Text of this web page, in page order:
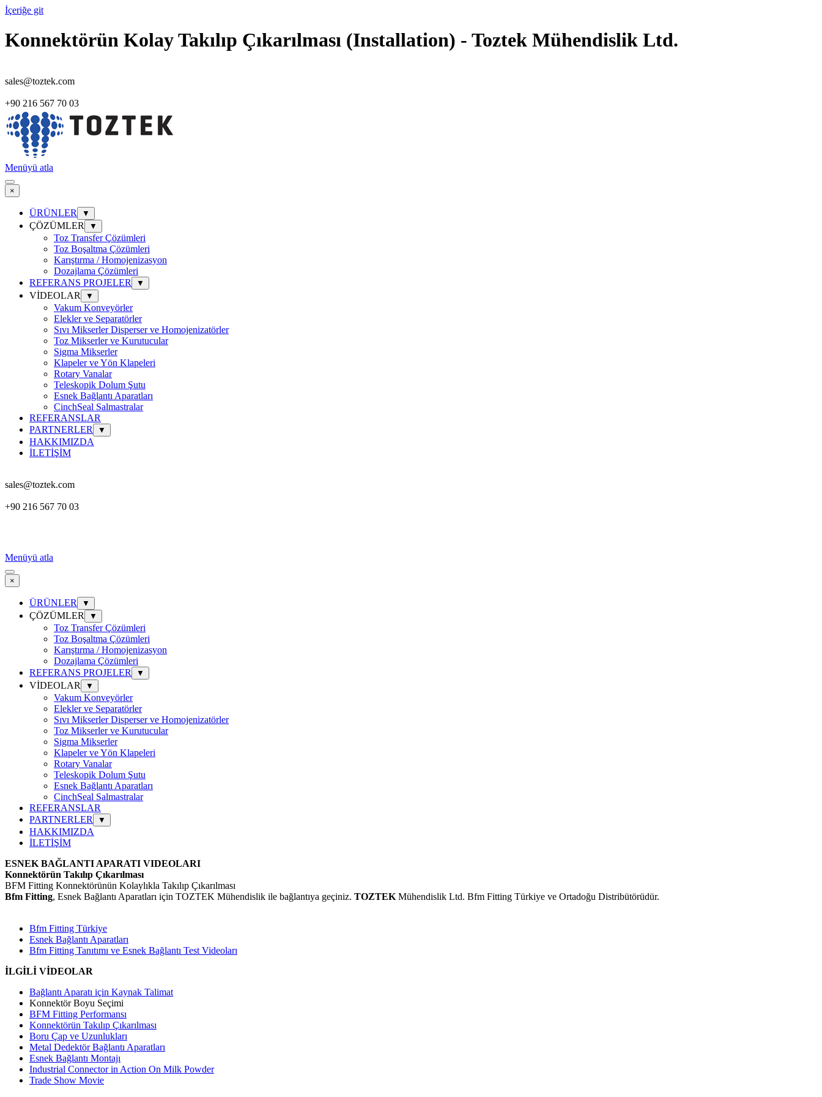
İçeriğe git
Konnektörün Kolay Takılıp Çıkarılması (Installation) - Toztek Mühendislik Ltd.
sales@toztek.com
+90 216 567 70 03
Menüyü atla
×
ÜRÜNLER ▼
ÇÖZÜMLER ▼
Toz Transfer Çözümleri
Toz Boşaltma Çözümleri
Karıştırma / Homojenizasyon
Dozajlama Çözümleri
REFERANS PROJELER
▼
VİDEOLAR ▼
Vakum Konveyörler
Elekler ve Separatörler
Sıvı Mikserler Disperser ve Homojenizatörler
Toz Mikserler ve Kurutucular
Sigma Mikserler
Klapeler ve Yön Klapeleri
Rotary Vanalar
Teleskopik Dolum Şutu
Esnek Bağlantı Aparatları
CinchSeal Salmastralar
REFERANSLAR
PARTNERLER
▼
HAKKIMIZDA
İLETİŞİM
sales@toztek.com
+90 216 567 70 03
Menüyü atla
×
ÜRÜNLER ▼
ÇÖZÜMLER ▼
Toz Transfer Çözümleri
Toz Boşaltma Çözümleri
Karıştırma / Homojenizasyon
Dozajlama Çözümleri
REFERANS PROJELER
▼
VİDEOLAR ▼
Vakum Konveyörler
Elekler ve Separatörler
Sıvı Mikserler Disperser ve Homojenizatörler
Toz Mikserler ve Kurutucular
Sigma Mikserler
Klapeler ve Yön Klapeleri
Rotary Vanalar
Teleskopik Dolum Şutu
Esnek Bağlantı Aparatları
CinchSeal Salmastralar
REFERANSLAR
PARTNERLER
▼
HAKKIMIZDA
İLETİŞİM
ESNEK BAĞLANTI APARATI VIDEOLARI
Konnektörün Takılıp Çıkarılması
BFM Fitting Konnektörünün Kolaylıkla Takılıp Çıkarılması
Bfm Fitting, Esnek Bağlantı Aparatları için TOZTEK Mühendislik ile bağlantıya geçiniz. TOZTEK Mühendislik Ltd. Bfm Fitting Türkiye ve Ortadoğu Distribütörüdür.
Bfm Fitting Türkiye
Esnek Bağlantı Aparatları
Bfm Fitting Tanıtımı ve Esnek Bağlantı Test Videoları
İLGİLİ VİDEOLAR
Bağlantı Aparatı için Kaynak Talimat
Konnektör Boyu Seçimi
BFM Fitting Performansı
Konnektörün Takılıp Çıkarılması
Boru Çap ve Uzunlukları
Metal Dedektör Bağlantı Aparatları
Esnek Bağlantı Montajı
Industrial Connector in Action On Milk Powder
Trade Show Movie